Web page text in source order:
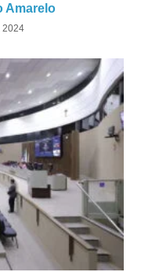
Amarelo
2024